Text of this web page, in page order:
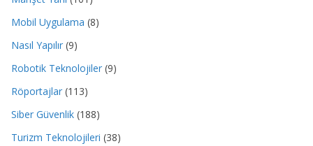
Mobil Uygulama (8)
Nasıl Yapılır (9)
Robotik Teknolojiler (9)
Röportajlar (113)
Siber Güvenlik (188)
Turizm Teknolojileri (38)